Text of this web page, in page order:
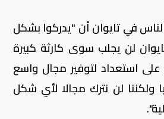
في تايوان أن "يدركوا بشكل
لن يجلب سوى كارثة كبيرة
على استعداد لتوفير مجال واسع
ولكننا لن نترك مجالا لأي شكل